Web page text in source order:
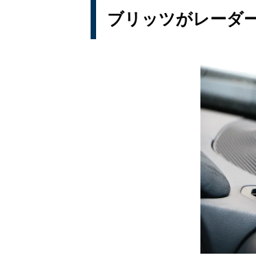
ブリッツがレーダ